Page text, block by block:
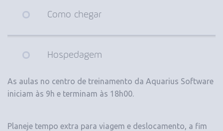
Como chegar
Hospedagem
As aulas no centro de treinamento da Aquarius Software
iniciam às 9h e terminam às 18h00.
Planeje tempo extra para viagem e deslocamento, a fim